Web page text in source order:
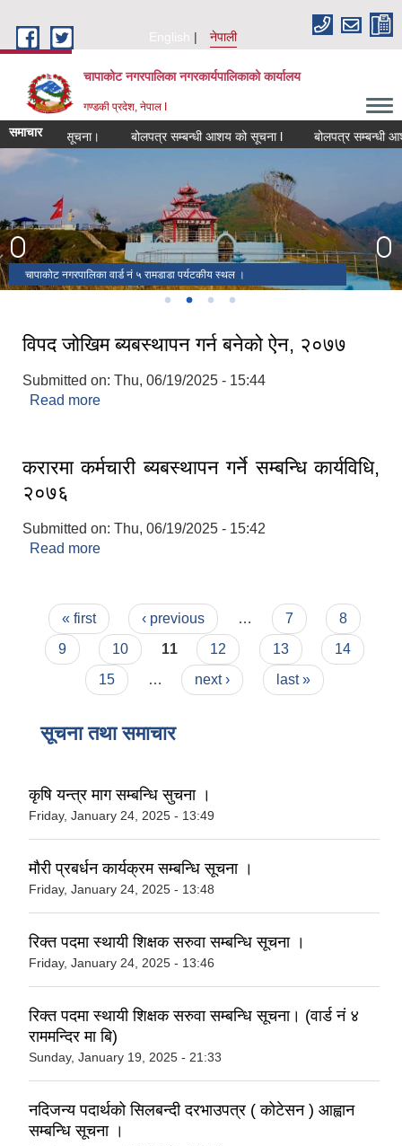
English
नेपाली
चापाकोट नगरपालिका नगरकार्यपालिकाको कार्यालय
गण्डकी प्रदेश, नेपाल I
समाचार
सम्बन्धी सूचना। बोलपत्र सम्बन्धी आशय को सूचना l बोलपत्र सम्बन्धी आशय
चापाकोट नगरपालिका नगर कार्यपालिकाको कार्यालय ।
चापाकोट नगरपालिका वार्ड नं ५ रामडाडा पर्यटकीय स्थल ।
१६ औ नगर सभा सम्पन्न ।
चापाकोट नगरपालिका निर्बाचन २०७९ मा निर्बाचित पदाधिकारी ।
विपद जोखिम ब्यबस्थापन गर्न बनेको ऐन, २०७७
Submitted on: Thu, 06/19/2025 - 15:44
Read more
करारमा कर्मचारी ब्यबस्थापन गर्ने सम्बन्धि कार्यविधि,
२०७६
Submitted on: Thu, 06/19/2025 - 15:42
Read more
Pages
« first ‹ previous … 7
8
9
10 11 12 13
14
15
… next › last »
सूचना तथा समाचार
कृषि यन्त्र माग सम्बन्धि सुचना ।
Friday, January 24, 2025 - 13:49
मौरी प्रबर्धन कार्यक्रम सम्बन्धि सूचना ।
Friday, January 24, 2025 - 13:48
रिक्त पदमा स्थायी शिक्षक सरुवा सम्बन्धि सूचना ।
Friday, January 24, 2025 - 13:46
रिक्त पदमा स्थायी शिक्षक सरुवा सम्बन्धि सूचना। (वार्ड नं ४
राममन्दिर मा बि)
Sunday, January 19, 2025 - 21:33
नदिजन्य पदार्थको सिलबन्दी दरभाउपत्र ( कोटेसन ) आह्वान
सम्बन्धि सूचना ।